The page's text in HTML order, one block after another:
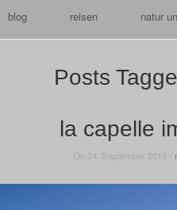
blog reisen natur
Posts
la capelle
On 24. September 2016 -